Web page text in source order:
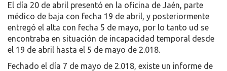
El día 20 de abril presentó en la oficina de Jaén, parte
médico de baja con fecha 19 de abril, y posteriormente
entregó el alta con fecha 5 de mayo, por lo tanto ud se
encontraba en situación de incapacidad temporal desde
el 19 de abril hasta el 5 de mayo de 2.018.
Fechado el día 7 de mayo de 2.018, existe un informe de